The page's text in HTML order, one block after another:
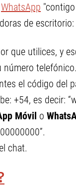
WhatsApp
de escritorio:
que utilices, y
número telefónico.
el código del
+54, es decir:
Móvil o
chat.